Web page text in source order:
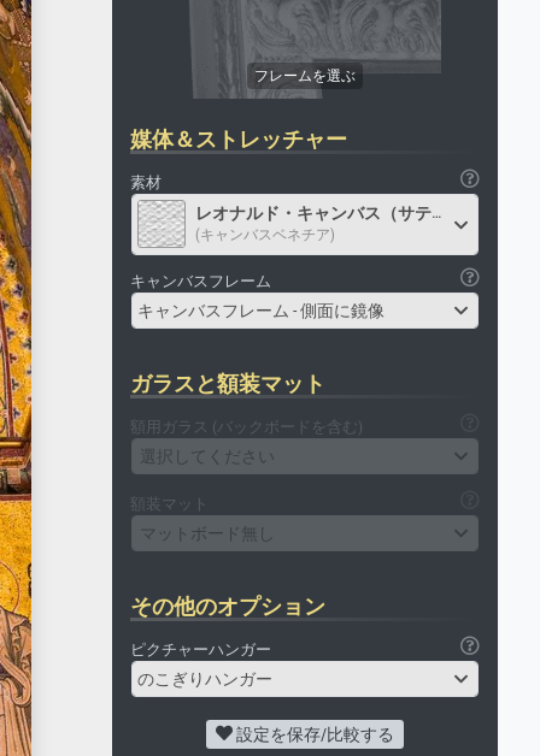
媒体＆ストレッチャー
素材
レオナルド・キャンバス（サテン）
(キャンバスベネチア)
キャンバスフレーム
キャンバスフレーム - 側面に鏡像
ガラスと額装マット
額用ガラス (バックボードを含む)
選択してください
額装マット
マットボード無し
その他のオプション
ピクチャーハンガー
のこぎりハンガー
設定を保存/比較する